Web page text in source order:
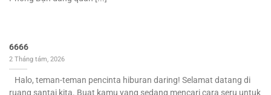
6666
2 Tháng tám, 2026
Halo, teman-teman pencinta hiburan daring! Selamat datang di
ruang santai kita. Buat kamu yang sedang mencari cara seru untuk